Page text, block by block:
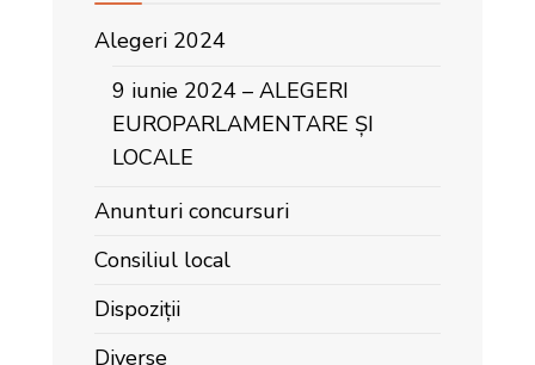
Alegeri 2024
9 iunie 2024 – ALEGERI
EUROPARLAMENTARE ȘI
LOCALE
Anunturi concursuri
Consiliul local
Dispoziții
Diverse